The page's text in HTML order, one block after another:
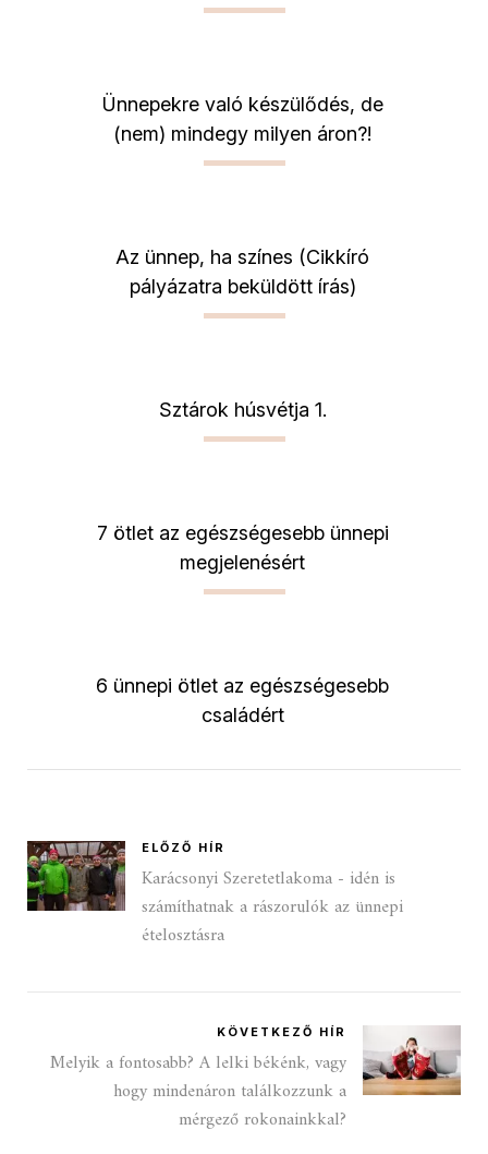
Ünnepekre való készülődés, de
(nem) mindegy milyen áron?!
Az ünnep, ha színes (Cikkíró
pályázatra beküldött írás)
Sztárok húsvétja 1.
7 ötlet az egészségesebb ünnepi
megjelenésért
6 ünnepi ötlet az egészségesebb
családért
ELŐZŐ HÍR
Karácsonyi Szeretetlakoma - idén is
számíthatnak a rászorulók az ünnepi
ételosztásra
KÖVETKEZŐ HÍR
Melyik a fontosabb? A lelki békénk, vagy
hogy mindenáron találkozzunk a
mérgező rokonainkkal?